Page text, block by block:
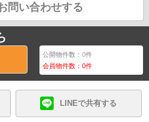
問い合わせする
公開物件数：0件
会員物件数：0件
LINEで共有する